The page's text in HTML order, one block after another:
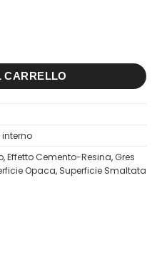
quantità
CARRELLO
,Effetto Cemento-Resina, Gres
Opaca, Superficie Smaltata